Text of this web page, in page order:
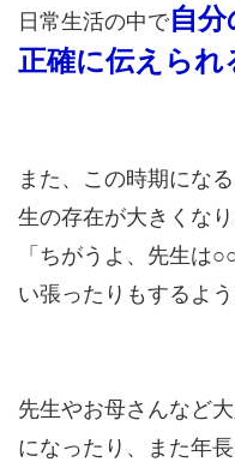
日常生活の中で自分
正確に伝えられ
また、この時期にな
生の存在が大きくな
「ちがうよ、先生は
い張ったりもするよう
先生やお母さんなど
になったり、また年